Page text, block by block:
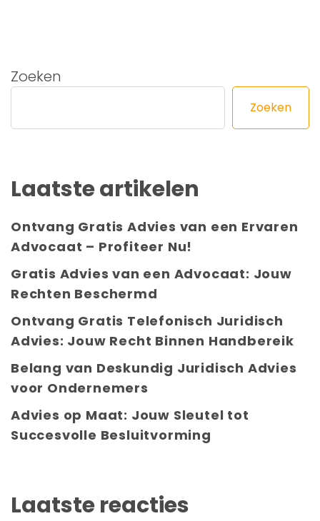
Zoeken
Zoeken
Laatste artikelen
Ontvang Gratis Advies van een Ervaren
Advocaat – Profiteer Nu!
Gratis Advies van een Advocaat: Jouw
Rechten Beschermd
Ontvang Gratis Telefonisch Juridisch
Advies: Jouw Recht Binnen Handbereik
Belang van Deskundig Juridisch Advies
voor Ondernemers
Advies op Maat: Jouw Sleutel tot
Succesvolle Besluitvorming
Laatste reacties